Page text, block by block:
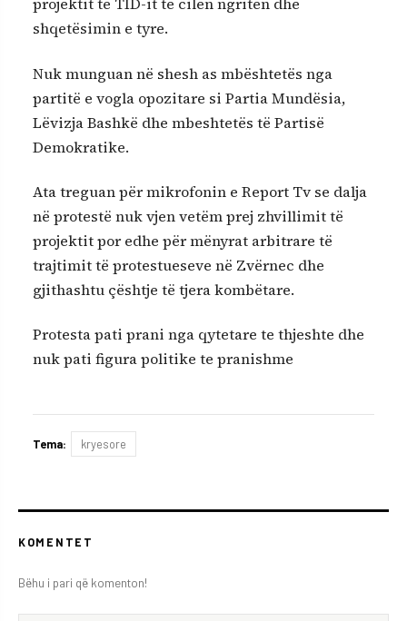
shqetësimin e tyre.
Nuk munguan në shesh as mbështetës nga
partitë e vogla opozitare si Partia Mundësia,
Lëvizja Bashkë dhe mbeshtetës të Partisë
Demokratike.
Ata treguan për mikrofonin e Report Tv se dalja
në protestë nuk vjen vetëm prej zhvillimit të
projektit por edhe për mënyrat arbitrare të
trajtimit të protestueseve në Zvërnec dhe
gjithashtu çështje të tjera kombëtare.
Protesta pati prani nga qytetare te thjeshte dhe
nuk pati figura politike te pranishme
Tema: kryesore
KOMENTET
Bëhu i pari që komenton!